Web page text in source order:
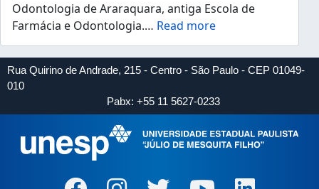
Odontologia de Araraquara, antiga Escola de
Farmácia e Odontologia.… Read more
Rua Quirino de Andrade, 215 - Centro - São Paulo - CEP 01049-
010
Pabx: +55 11 5627-0233